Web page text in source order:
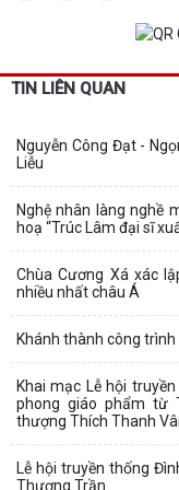
TIN LIÊN QUAN
Nguyễn Công Đạt -
Liễu
Nghệ nhân làng nghề
hoạ “Trúc Lâm đại sĩ
Chùa Cương Xá xác
nhiều nhất châu Á
Khánh thành công
Khai mạc Lễ hội
phong giáo phẩm từ
thượng Thích Thanh
Lễ hội truyền thống
Thượng Trần